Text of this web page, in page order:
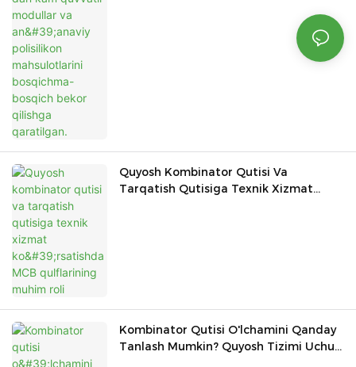
Quyosh Kombinator Qutisi Va
Tarqatish Qutisiga Texnik Xizmat
Kombinator Qutisi O'lchamini Qanday
Tanlash Mumkin? Quyosh Tizimi Uchun